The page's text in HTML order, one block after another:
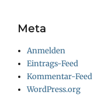
Meta
Anmelden
Eintrags-Feed
Kommentar-Feed
WordPress.org